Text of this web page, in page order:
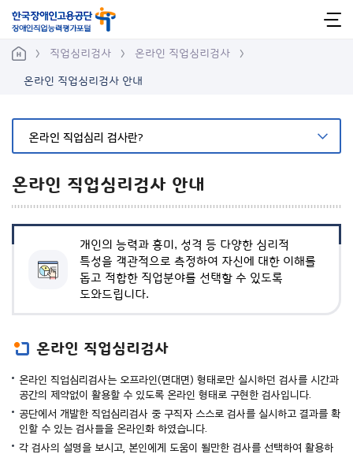
직업심리검사 온라인 직업심리검사
온라인 직업심리검사 안내
온라인 직업심리 검사란?
온라인 직업심리검사 안내
개인의 능력과 흥미, 성격 등 다양한 심리적
특성을 객관적으로 측정하여 자신에 대한 이해를
돕고 적합한 직업분야를 선택할 수 있도록
도와드립니다.
온라인 직업심리검사
온라인 직업심리검사는 오프라인(면대면) 형태로만 실시하던 검사를 시간과
공간의 제약없이 활용할 수 있도록 온라인 형태로 구현한 검사입니다.
공단에서 개발한 직업심리검사 중 구직자 스스로 검사를 실시하고 결과를 확
인할 수 있는 검사들을 온라인화 하였습니다.
각 검사의 설명을 보시고, 본인에게 도움이 될만한 검사를 선택하여 활용하